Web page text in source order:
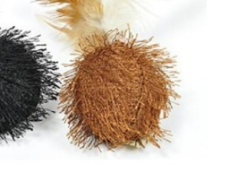
MED FJER, 24STK